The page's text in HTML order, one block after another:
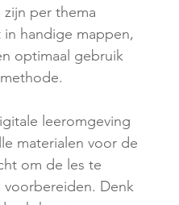
zijn per thema
in handige mappen,
optimaal gebruik
leeromgeving
materialen voor de
om de les te
voorbereiden. Denk